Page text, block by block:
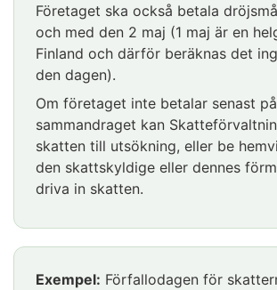
Företaget ska också betala
och med den 2 maj (1 maj är en
Finland och därför beräknas det
den dagen).
Om företaget inte betalar senast
sammandraget kan
skatten till utsökning, eller be
den skattskyldige eller dennes
driva in skatten.
Exempel: Förfallodagen för